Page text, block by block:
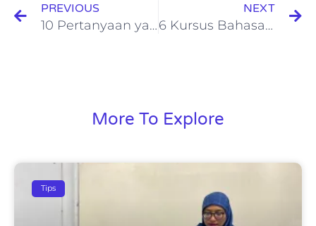
PREVIOUS
10 Pertanyaan yang Sebaiknya Ditanyakan kepada Guru Saat Terima Rapor
NEXT
6 Kursus Bahasa Inggris Terbaik Dengan Fasilitas Premium
More To Explore
Tips